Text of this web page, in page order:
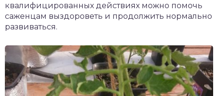
квалифицированных действиях можно помочь
саженцам выздороветь и продолжить нормально
развиваться.